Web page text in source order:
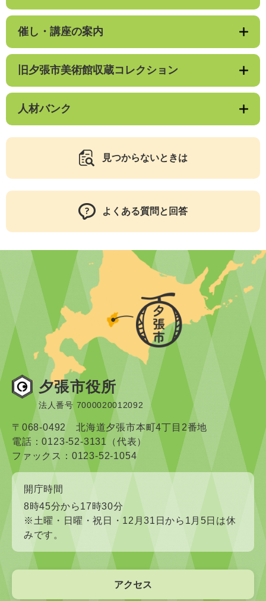
催し・講座の案内
旧夕張市美術館収蔵コレクション
人材バンク
見つからないときは
よくある質問と回答
夕張市役所
法人番号 7000020012092
〒068-0492 北海道夕張市本町4丁目2番地
電話：0123-52-3131（代表）
ファックス：0123-52-1054
開庁時間
8時45分から17時30分
※土曜・日曜・祝日・12月31日から1月5日は休
みです。
アクセス